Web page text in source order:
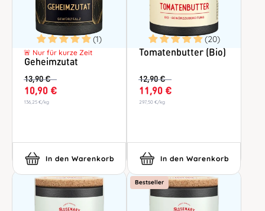
(1)
🚨 Nur für kurze Zeit
Geheimzutat
13,90 €
10,90 €
136,25 €/kg
In den Warenkorb
(20)
Tomatenbutter (Bio)
12,90 €
11,90 €
297,50 €/kg
In den Warenkorb
Bestseller